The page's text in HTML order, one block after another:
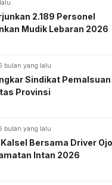
2.189 Personel
Mudik Lebaran 2026
bulan yang lalu
Sindikat Pemalsuan
Provinsi
bulan yang lalu
Bersama Driver
Intan 2026